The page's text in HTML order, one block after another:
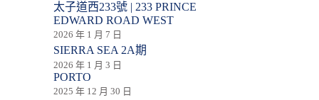
太子道西233號 | 233 PRINCE
EDWARD ROAD WEST
2026 年 1 月 7 日
SIERRA SEA 2A期
2026 年 1 月 3 日
PORTO
2025 年 12 月 30 日